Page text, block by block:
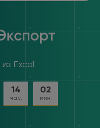
Excel
14
час.
02
мин.